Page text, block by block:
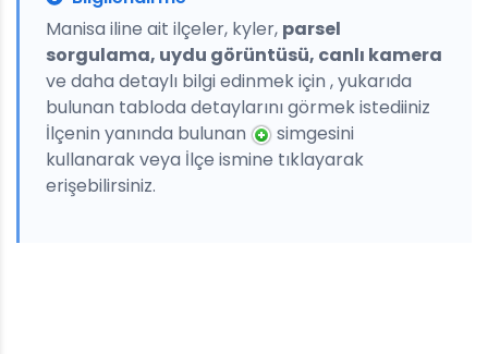
Manisa iline ait ilçeler, kyler, parsel
sorgulama, uydu görüntüsü, canlı kamera
ve daha detaylı bilgi edinmek için , yukarıda
bulunan tabloda detaylarını görmek istediiniz
İlçenin yanında bulunan
simgesini
kullanarak veya İlçe ismine tıklayarak
erişebilirsiniz.